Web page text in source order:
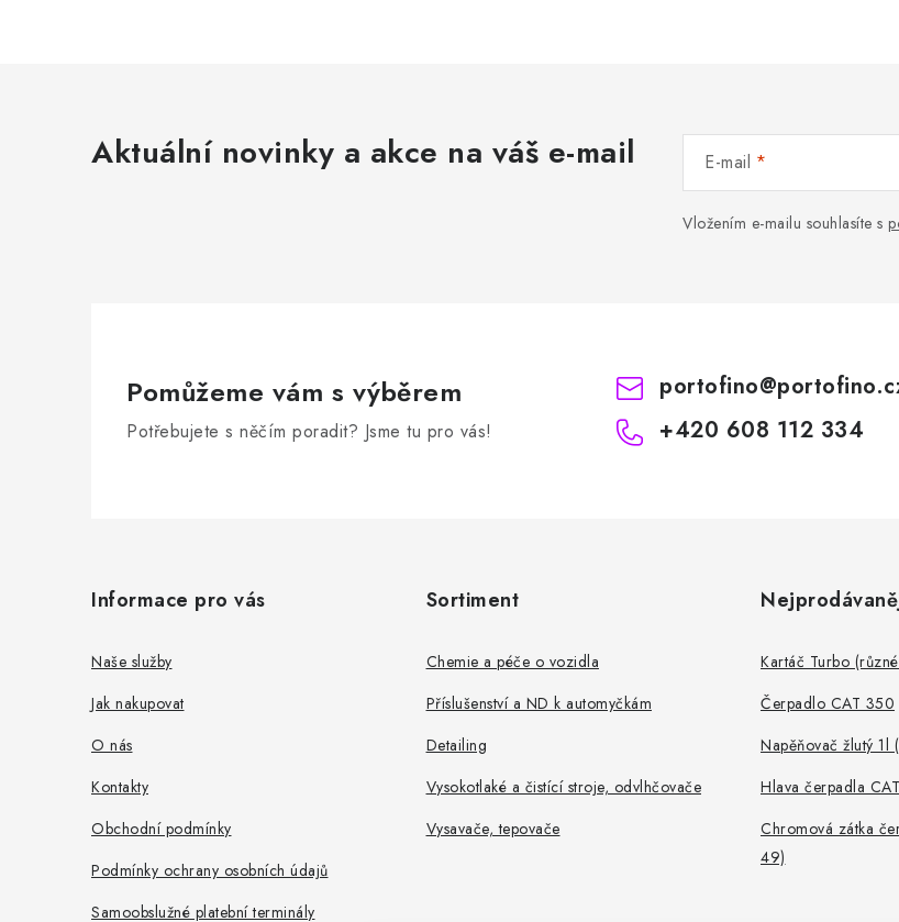
Aktuální novinky a akce na váš e-mail E-mail
Vložením e-mailu souhlasíte s
Pomůžeme vám s výběrem
Potřebujete s něčím poradit? Jsme tu pro vás!
portofino@
+420 608 112 334
Informace pro vás
Naše služby
Jak nakupovat
O nás
Kontakty
Obchodní podmínky
Podmínky ochrany osobních údajů
Samoobslužné platební terminály
Sortiment
Chemie a péče o vozidla
Příslušenství a ND k automyčkám
Detailing
Vysokotlaké a čistící stroje, odvlhčovače
Vysavače, tepovače
Kartáč Turbo
Čerpadlo CAT 350
Napěňovač žlutý 1l
Hlava čerpadla
Chromová zátka
49)